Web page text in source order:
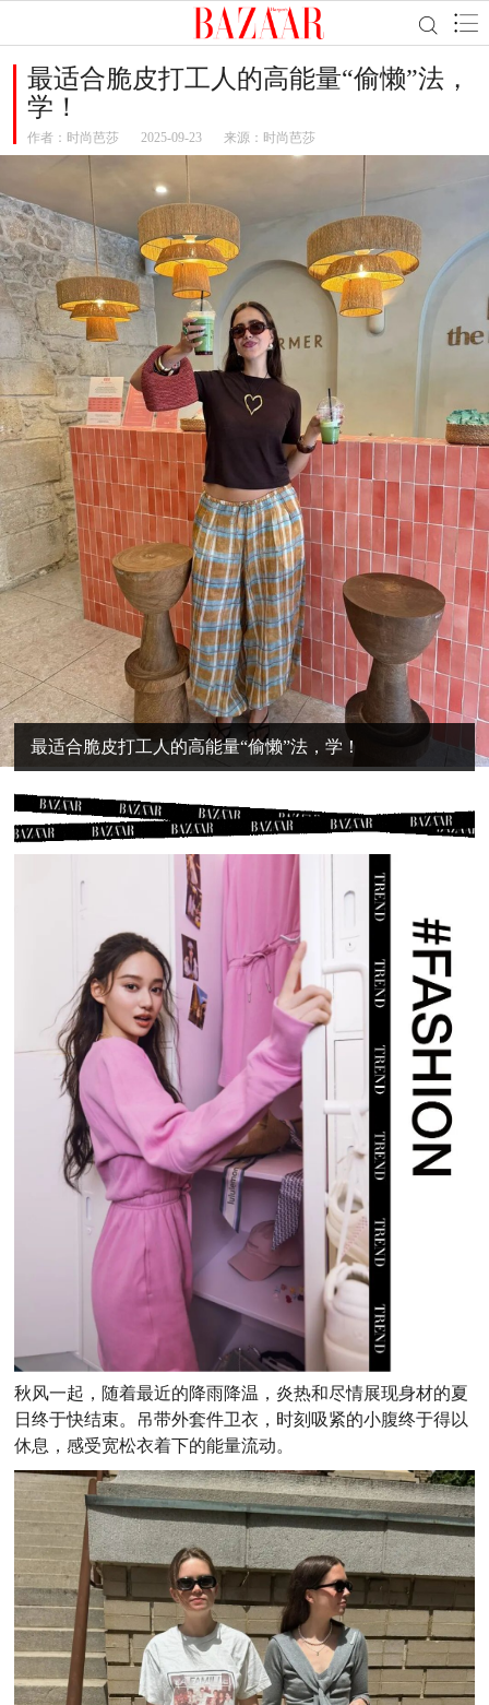
最适合脆皮打工人的高能量“偷懒”法，
学！
作者： 时尚芭莎 2025-09-23 来源：时尚芭莎
最适合脆皮打工人的高能量“偷懒”法，学！
秋风一起， 随着最近的降雨降温，炎热和尽情展现身材的夏
日终于快结束。吊带外套件卫衣，时刻吸紧的小腹终于得以
休息，感受宽松衣着下的能量流动。